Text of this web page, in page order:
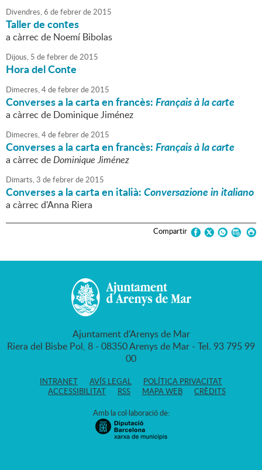
Divendres,6 defebrerde2015
Taller de contes
a càrrec de Noemí Bibolas
Dijous, 5 defebrerde2015
Hora del Conte
Dimecres,4defebrerde2015
Converses a la carta en francès:Français à la carte
a càrrec de Dominique Jiménez
Dimecres,4defebrerde2015
Converses a la carta en francès:Français à la carte
a càrrec deDominique Jiménez
Dimarts,3 defebrerde2015
Converses a la carta en italià:Conversazione in italiano
a càrrec d'Anna Riera
Compartir
Ajuntament d'Arenys de Mar
Riera del Bisbe Pol, 8 - 08350 Arenys de Mar - Tel. 93 795 99
00
INTRANET AVÍS LEGAL
POLÍTICA PRIVACITAT
ACCESSIBILITAT
RSS MAPA WEB CRÈDITS
Amb la col·laboració de: